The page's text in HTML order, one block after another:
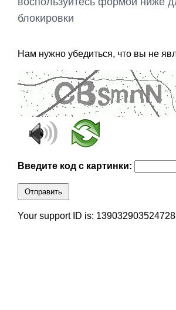
блокировки
Нам нужно убедиться, что вы не
Введите код с картинки:
Отправить
Your support ID is: